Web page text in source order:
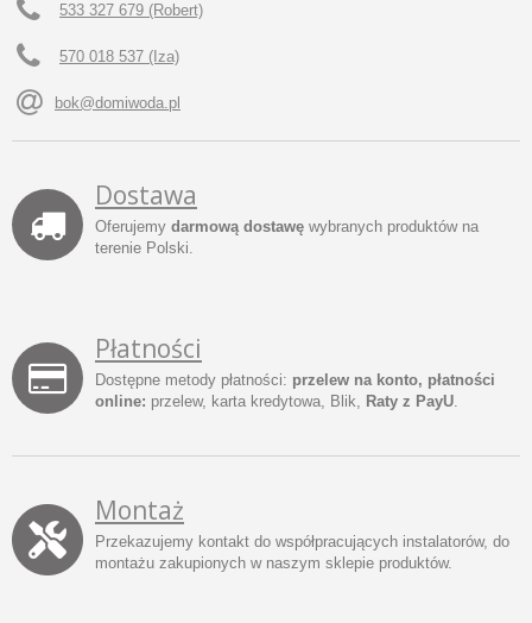
533 327 679 (Robert)
570 018 537 (Iza)
bok@domiwoda.pl
Dostawa
Oferujemy darmową dostawę wybranych produktów na
terenie Polski.
Płatności
Dostępne metody płatności: przelew na konto, płatności
online: przelew, karta kredytowa, Blik, Raty z PayU.
Montaż
Przekazujemy kontakt do współpracujących instalatorów, do
montażu zakupionych w naszym sklepie produktów.